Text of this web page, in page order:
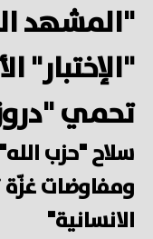
"المشهد
"الإختبار"
تحمي
سلاح "حزب
ومفاوضات
الانسانية"